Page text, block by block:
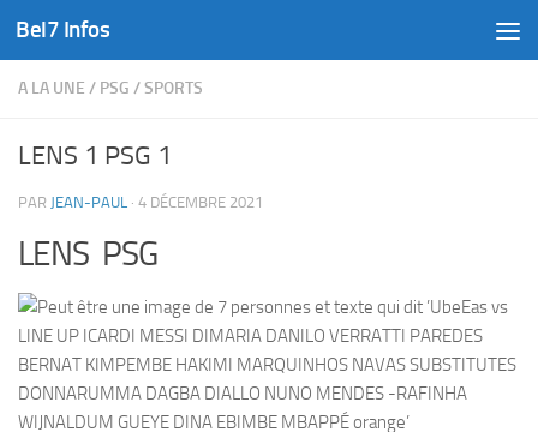
Skip to content
Bel7 Infos
A LA UNE / PSG /SPORTS
LENS 1 PSG 1
PAR JEAN-PAUL · 4 DÉCEMBRE 2021
LENS PSG